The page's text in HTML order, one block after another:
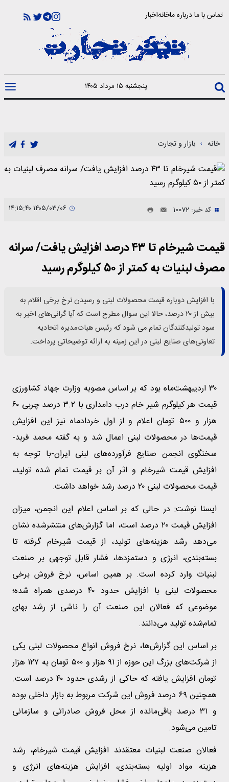
تماس با مادرباره ماخانهاخبار
پنجشنبه ۱۵ مرداد ۱۴۰۵
خانه بازار و تجارت
کد خبر: 10072
قیمت شیرخام تا ۴۳ درصد افزایش یافت/ سرانه
مصرف لبنیات به کمتر از ۵۰ کیلوگرم رسید
با افزایش دوباره قیمت محصولات لبنی و رسیدن نرخ برخی اقلام به
بیش از ۲۰ درصد، حالا این سوال مطرح است که آیا گرانی‌های اخیر به
سود تولیدکنندگان تمام می شود که رئیس هیات‌مدیره اتحادیه
تعاونی‌های صنایع لبنی در این زمینه به ارائه توضیحاتی پرداخت.
۳۰ اردیبهشت‌ماه بود که بر اساس مصوبه وزارت جهاد کشاورزی
قیمت هر کیلوگرم شیر خام درب دامداری با ۳.۲ درصد چربی ۶۰
هزار و ۵۰۰ تومان اعلام و از اول خردادماه نیز این افزایش
قیمت‌ها در محصولات لبنی اعمال شد و به گفته محمد فربد-
سخنگوی انجمن صنایع فرآورده‌های لبنی ایران-با توجه به
افزایش قیمت شیرخام و اثر آن بر قیمت تمام شده تولید،
قیمت محصولات لبنی ۲۰ درصد رشد خواهد داشت.
ایسنا نوشت: در حالی که بر اساس اعلام این انجمن، میزان
افزایش قیمت ۲۰ درصد است، اما گزارش‌های منتشرشده نشان
می‌دهد رشد هزینه‌های تولید، از قیمت شیرخام گرفته تا
بسته‌بندی، انرژی و دستمزدها، فشار قابل توجهی بر صنعت
لبنیات وارد کرده است. بر همین اساس، نرخ فروش برخی
محصولات لبنی با افزایش حدود ۴۰ درصدی همراه شده؛
موضوعی که فعالان این صنعت آن را ناشی از رشد بهای
تمام‌شده تولید می‌دانند.
بر اساس این گزارش‌ها، نرخ فروش انواع محصولات لبنی یکی
از شرکت‌های بزرگ این حوزه از ۹۱ هزار و ۵۰۰ تومان به ۱۲۷ هزار
تومان افزایش یافته که حاکی از رشدی حدود ۴۰ درصد است.
همچنین ۶۹ درصد فروش این شرکت مربوط به بازار داخلی بوده
و ۳۱ درصد باقی‌مانده از محل فروش صادراتی و سازمانی
تامین می‌شود.
فعالان صنعت لبنیات معتقدند افزایش قیمت شیرخام، رشد
هزینه مواد اولیه بسته‌بندی، افزایش هزینه‌های انرژی و